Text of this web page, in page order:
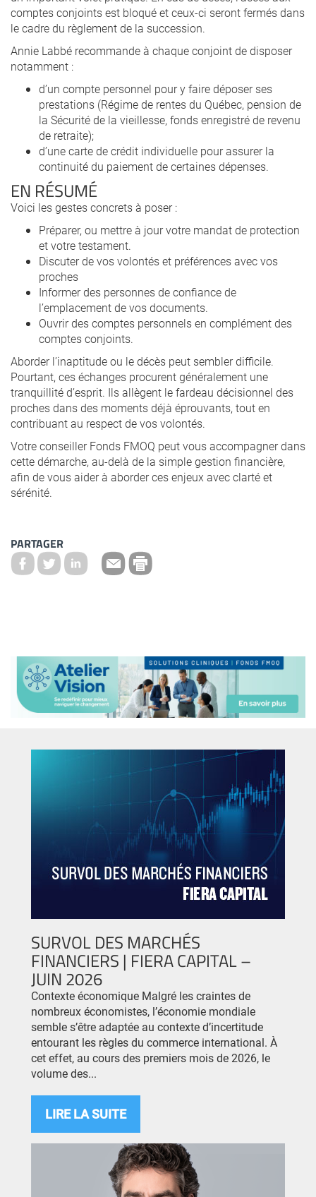
comptes conjoints est bloqué et ceux-ci seront fermés dans
le cadre du règlement de la succession.
Annie Labbé recommande à chaque conjoint de disposer
notamment :
d’un compte personnel pour y faire déposer ses
prestations (Régime de rentes du Québec, pension de
la Sécurité de la vieillesse, fonds enregistré de revenu
de retraite);
d’une carte de crédit individuelle pour assurer la
continuité du paiement de certaines dépenses.
EN RÉSUMÉ
Voici les gestes concrets à poser :
Préparer, ou mettre à jour votre mandat de protection
et votre testament.
Discuter de vos volontés et préférences avec vos
proches
Informer des personnes de confiance de
l’emplacement de vos documents.
Ouvrir des comptes personnels en complément des
comptes conjoints.
Aborder l’inaptitude ou le décès peut sembler difficile.
Pourtant, ces échanges procurent généralement une
tranquillité d’esprit. Ils allègent le fardeau décisionnel des
proches dans des moments déjà éprouvants, tout en
contribuant au respect de vos volontés.
Votre conseiller Fonds FMOQ peut vous accompagner dans
cette démarche, au-delà de la simple gestion financière,
afin de vous aider à aborder ces enjeux avec clarté et
sérénité.
PARTAGER
SURVOL DES MARCHÉS
FINANCIERS | FIERA CAPITAL –
JUIN 2026
Contexte économique Malgré les craintes de
nombreux économistes, l’économie mondiale
semble s’être adaptée au contexte d’incertitude
entourant les règles du commerce international. À
cet effet, au cours des premiers mois de 2026, le
volume des...
LIRE LA SUITE